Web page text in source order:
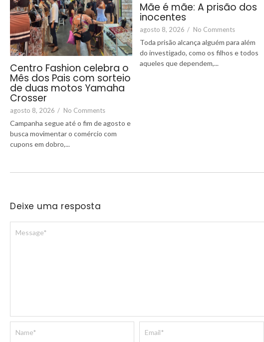
Centro Fashion celebra o
Mês dos Pais com sorteio
de duas motos Yamaha
Crosser
agosto 8, 2026 / No Comments
Campanha segue até o fim de agosto e
busca movimentar o comércio com
cupons em dobro,...
Mãe é mãe: A prisão dos
inocentes
agosto 8, 2026 / No Comments
Toda prisão alcança alguém para além
do investigado, como os filhos e todos
aqueles que dependem,...
Deixe uma resposta